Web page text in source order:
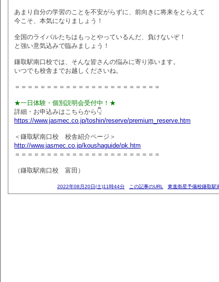
あまり自分の学習のことを不安がらずに、前向きに将来をとらえて
今こそ、本気になりましょう！
全国のライバルたちはもっとやっているんだ、負けないぞ！
と強い意気込みで臨みましょう！
鎌取駅南口校では、そんな皆さんの悩みに寄り添います。
いつでも校舎までお越しくださいね。
＝＝＝＝＝＝＝＝＝＝＝＝＝＝＝＝＝＝＝＝＝＝＝
★一日体験・個別説明会受付中！★
詳細・お申込みはこちらから👇
https://www.jasmec.co.jp/toshin/reserve/premium_reserve.htm
＜鎌取駅南口校 校舎紹介ページ＞
http://www.jasmec.co.jp/koushaguide/pk.htm
＝＝＝＝＝＝＝＝＝＝＝＝＝＝＝＝＝＝＝＝＝＝＝
（鎌取駅南口校 富田）
2022年08月20日(土)11時44分 この記事のURL 東進衛星予備校鎌取駅